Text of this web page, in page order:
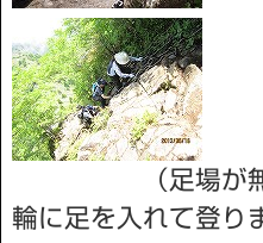
（足場が無い
輪に足を入れて登り